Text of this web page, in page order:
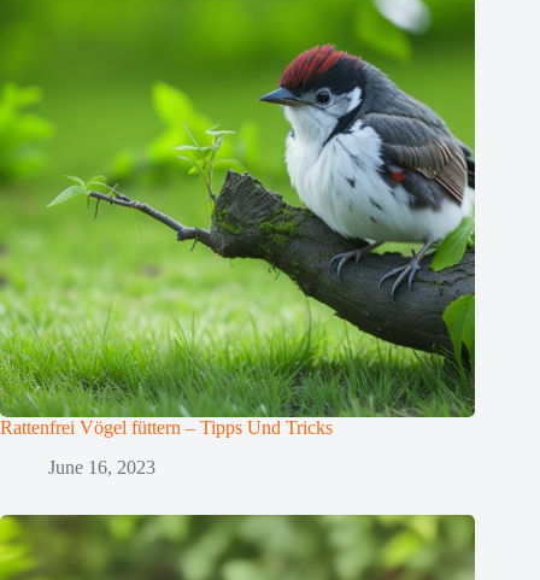
Rattenfrei Vögel füttern – Tipps Und Tricks
June 16, 2023